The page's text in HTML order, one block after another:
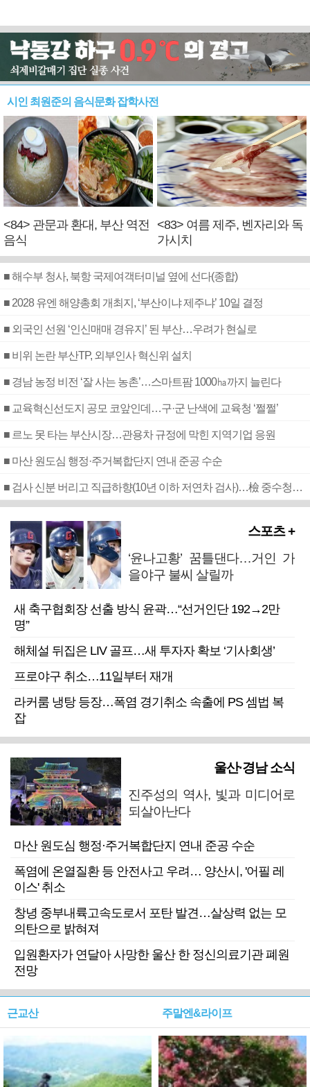
시인 최원준의 음식문화 잡학사전
<84> 관문과 환대, 부산 역전
음식
<83> 여름 제주, 벤자리와 독
가시치
■ 해수부 청사, 북항 국제여객터미널 옆에 선다(종합)
■ 2028 유엔 해양총회 개최지, ‘부산이냐 제주냐’ 10일 결정
■ 외국인 선원 ‘인신매매 경유지’ 된 부산…우려가 현실로
■ 비위 논란 부산TP, 외부인사 혁신위 설치
■ 경남 농정 비전 ‘잘 사는 농촌’…스마트팜 1000㏊까지 늘린다
■ 교육혁신선도지 공모 코앞인데…구·군 난색에 교육청 ‘쩔쩔’
■ 르노 못 타는 부산시장…관용차 규정에 막힌 지역기업 응원
■ 마산 원도심 행정·주거복합단지 연내 준공 수순
■ 검사 신분 버리고 직급하향(10년 이하 저연차 검사)…檢 중수청행 기피
스포츠 +
‘윤나고황’ 꿈틀댄다…거인 가
을야구 불씨 살릴까
새 축구협회장 선출 방식 윤곽…“선거인단 192→2만
명”
해체설 뒤집은 LIV 골프…새 투자자 확보 ‘기사회생’
프로야구 취소…11일부터 재개
라커룸 냉탕 등장…폭염 경기취소 속출에 PS 셈법 복
잡
울산·경남 소식
진주성의 역사, 빛과 미디어로
되살아난다
마산 원도심 행정·주거복합단지 연내 준공 수순
폭염에 온열질환 등 안전사고 우려… 양산시, '어필 레
이스' 취소
창녕 중부내륙고속도로서 포탄 발견…살상력 없는 모
의탄으로 밝혀져
입원환자가 연달아 사망한 울산 한 정신의료기관 폐원
전망
근교산 주말엔&라이프